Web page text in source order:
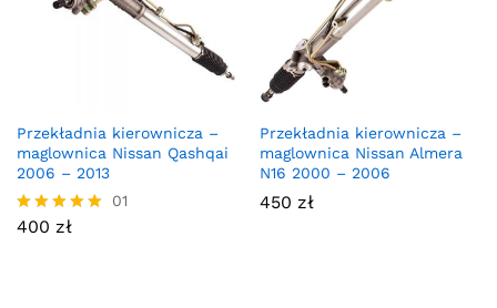
Przekładnia kierownicza –
maglownica Nissan Qashqai
2006 – 2013
Oceniono
01
400 zł
Przekładnia kierownicza –
maglownica Nissan Almera
N16 2000 – 2006
450 zł